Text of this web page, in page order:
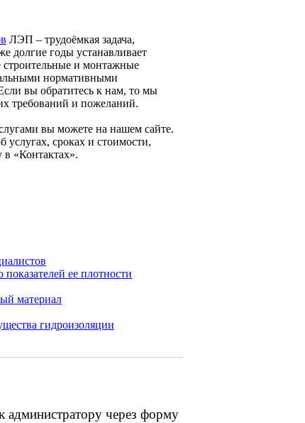
ЛЭП – трудоёмкая задача,
долгие годы устанавливает
строительные и монтажные
нормативными
вы обратитесь к нам, то мы
требований и пожеланий.
вы можете на нашем сайте.
услугах, сроках и стоимости,
в «Контактах».
ее плотности
материал
гидроизоляции
администратору через форму